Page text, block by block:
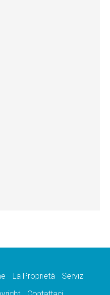
La Proprietà
Servizi